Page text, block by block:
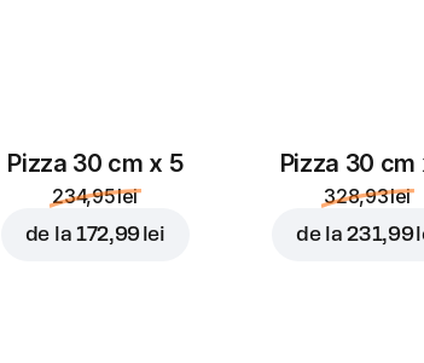
Pizza 30 cm x 5
234,95 lei
de la 172,99 lei
Pizza 30 cm
328,93 lei
de la231,99